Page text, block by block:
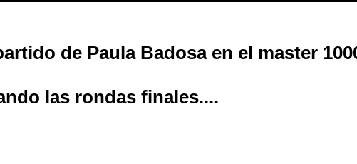
de Paula Badosa en el master
las rondas finales....